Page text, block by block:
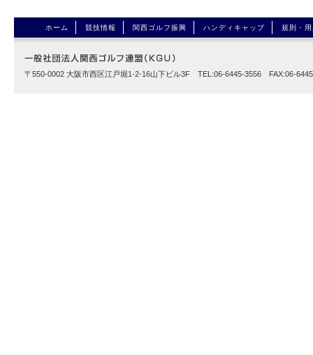
ホーム 競技情報 関西ゴルフ振興 ハンディキャップ 規則・
〒550-0002 大阪市西区江戸堀1-2-16山下ビル3F TEL:06-6445-3556 FAX:06-